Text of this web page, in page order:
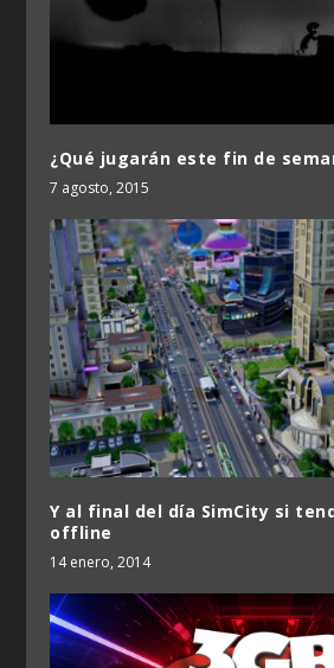
¿Qué jugarán este fin de
7 agosto, 2015
Y al final del día SimCity si
offline
14 enero, 2014